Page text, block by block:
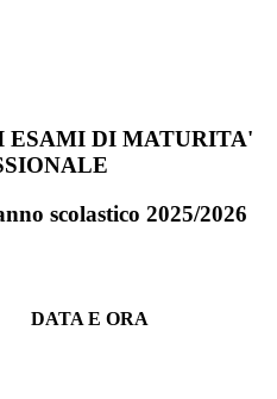
ESAMI DI MATURITA'
scolastico 2025/2026
DATA E ORA